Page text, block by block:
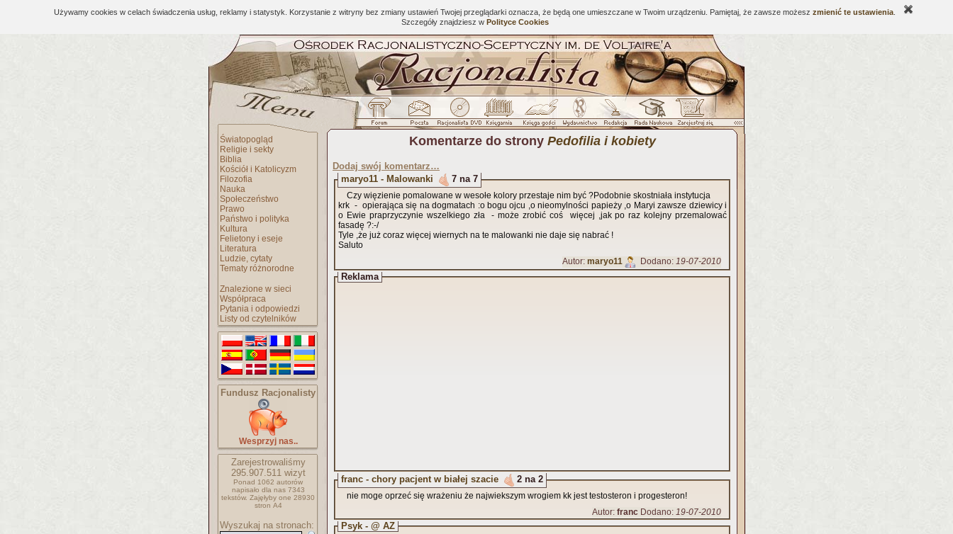
Używamy cookies w celach świadczenia usług, reklamy i statystyk. Korzystanie z witryny bez zmiany ustawień Twojej przeglądarki oznacza, że będą one umieszczane w Twoim urządzeniu. Pamiętaj, że zawsze możesz zmienić te ustawienia
Szczegóły znajdziesz w Polityce Cookies
Światopogląd
Religie i sekty
Biblia
Kościół i Katolicyzm
Filozofia
Nauka
Społeczeństwo
Prawo
Państwo i polityka
Kultura
Felietony i eseje
Literatura
Ludzie, cytaty
Tematy różnorodne
Znalezione w sieci
Współpraca
Pytania i odpowiedzi
Listy od czytelników
Fundusz Racjonalisty
Wesprzyj nas..
Zarejestrowaliśmy
295.907.511wizyt
Ponad 1062 autorów
napisało dla nas 7343
tekstów. Zajęłyby one 28930
stron A4
Wyszukaj na stronach:
Komentarze do strony Pedofilia i kobiety
Dodaj swój komentarz…
maryo11 - Malowanki
7 na 7
Czy więzienie pomalowane w wesołe kolory przestaje nim być ?Podobnie skostniała instytucja
krk - opierająca się na dogmatach :o bogu ojcu ,o nieomylności papieży ,o Maryi zawsze dziewicy i
o Ewie praprzyczynie wszelkiego zła - może zrobić coś więcej ,jak po raz kolejny przemalować
fasadę ?:-/
Tyle ,że już coraz więcej wiernych na te malowanki nie daje się nabrać !
Saluto
Autor: maryo11 Dodano: 19-07-2010
Reklama
franc - chory pacjent w białej szacie 2 na 2
nie moge oprzeć się wrażeniu że najwiekszym wrogiem kk jest testosteron i progesteron!
Autor: franc Dodano: 19-07-2010
Psyk - @ AZ